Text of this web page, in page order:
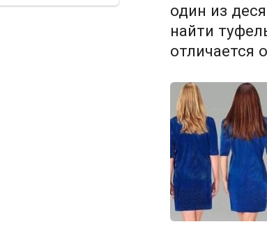
один из
найти
отличается